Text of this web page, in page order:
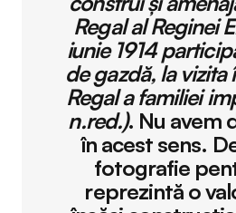
Regal al Reginei
iunie 1914
de gazdă, la vizita
Regal a familiei
n.red.). Nu avem
în acest sens.
fotografie
reprezintă o